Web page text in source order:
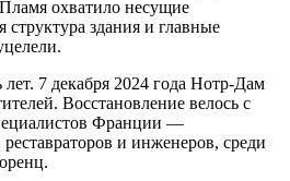
охватило несущие
структура здания и главные
лет. 7 декабря 2024 года Нотр-Дам
Восстановление велось с
Франции —
и инженеров, среди